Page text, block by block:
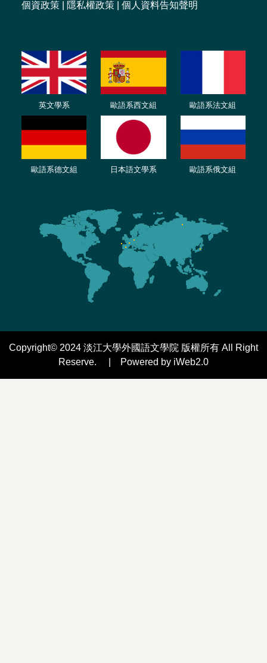
個資政策 隱私權政策 個人資料告知聲明
英文學系 歐語系西文組 歐語系法文組
歐語系德文組 日本語文學系 歐語系俄文組
Copyright© 2024 淡江大學外國語文學院 版權所有 All Right
Reserve. | Powered by iWeb2.0